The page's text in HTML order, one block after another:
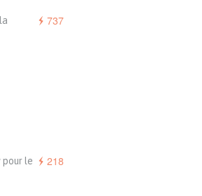
737
218
pour le